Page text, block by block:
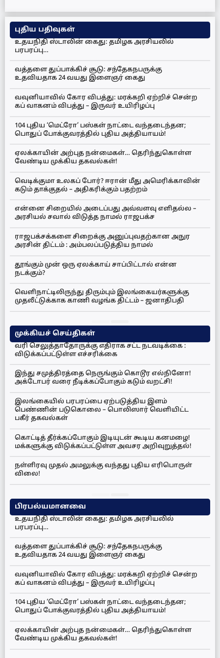
புதிய பதிவுகள்
உதயநிதி ஸ்டாலின் கைது: தமிழக அரசியலில்
பரபரப்பு…
வத்தளை துப்பாக்கிச் சூடு: சந்தேகநபருக்கு
உதவியதாக 24 வயது இளைஞர் கைது
வவுனியாவில் கோர விபத்து: மரக்கறி ஏற்றிச் சென்ற
கப் வாகனம் விபத்து – இருவர் உயிரிழப்பு
104 புதிய ‘மெட்ரோ’ பஸ்கள் நாட்டை வந்தடைந்தன;
பொதுப் போக்குவரத்தில் புதிய அத்தியாயம்!
ஏலக்காயின் அற்புத நன்மைகள்… தெரிந்துகொள்ள
வேண்டிய முக்கிய தகவல்கள்!
வெடிக்குமா உலகப் போர்? ஈரான் மீது அமெரிக்காவின்
கடும் தாக்குதல் – அதிகரிக்கும் பதற்றம்
என்னை சிறையில் அடைப்பது அவ்வளவு எளிதல்ல –
அரசியல் சவால் விடுத்த நாமல் ராஜபக்ச
ராஜபக்சக்களை சிறைக்கு அனுப்புவதற்கான அநுர
அரசின் திட்டம் : அம்பலப்படுத்திய நாமல்
தூங்கும் முன் ஒரு ஏலக்காய் சாப்பிட்டால் என்ன
நடக்கும்?
வெளிநாட்டிலிருந்து திரும்பும் இலங்கையர்களுக்கு
முதலீட்டுக்காக காணி வழங்க திட்டம் – ஜனாதிபதி
முக்கியச் செய்திகள்
வரி செலுத்தாதோருக்கு எதிராக சட்ட நடவடிக்கை :
விடுக்கப்பட்டுள்ள எச்சரிக்கை
இந்து சமுத்திரத்தை நெருங்கும் கொடூர எல்நினோ!
அக்டோபர் வரை நீடிக்கப்போகும் கடும் வறட்சி!
இலங்கையில் பரபரப்பை ஏற்படுத்திய இளம்
பெண்ணின் படுகொலை – பொலிஸார் வெளியிட்ட
பகீர் தகவல்கள்
கொட்டித் தீர்க்கப்போகும் இடியுடன் கூடிய கனமழை!
மக்களுக்கு விடுக்கப்பட்டுள்ள அவசர அறிவுறுத்தல்!
நள்ளிரவு முதல் அமலுக்கு வந்தது புதிய எரிபொருள்
விலை!
பிரபல்யமானவை
உதயநிதி ஸ்டாலின் கைது: தமிழக அரசியலில்
பரபரப்பு…
வத்தளை துப்பாக்கிச் சூடு: சந்தேகநபருக்கு
உதவியதாக 24 வயது இளைஞர் கைது
வவுனியாவில் கோர விபத்து: மரக்கறி ஏற்றிச் சென்ற
கப் வாகனம் விபத்து – இருவர் உயிரிழப்பு
104 புதிய ‘மெட்ரோ’ பஸ்கள் நாட்டை வந்தடைந்தன;
பொதுப் போக்குவரத்தில் புதிய அத்தியாயம்!
ஏலக்காயின் அற்புத நன்மைகள்… தெரிந்துகொள்ள
வேண்டிய முக்கிய தகவல்கள்!